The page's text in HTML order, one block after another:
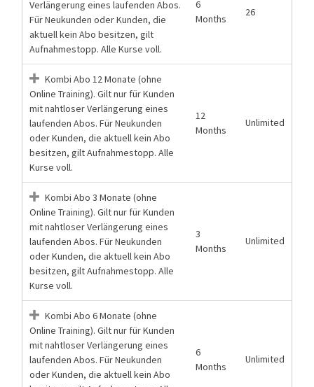
Verlängerung eines laufenden Abos.
Für Neukunden oder Kunden, die
aktuell kein Abo besitzen, gilt
Aufnahmestopp. Alle Kurse voll.
6
Months
26
Kombi Abo 12 Monate (ohne
Online Training). Gilt nur für Kunden
mit nahtloser Verlängerung eines
laufenden Abos. Für Neukunden
oder Kunden, die aktuell kein Abo
besitzen, gilt Aufnahmestopp. Alle
Kurse voll.
12
Months
Unlimited
Kombi Abo 3 Monate (ohne
Online Training). Gilt nur für Kunden
mit nahtloser Verlängerung eines
laufenden Abos. Für Neukunden
oder Kunden, die aktuell kein Abo
besitzen, gilt Aufnahmestopp. Alle
Kurse voll.
3
Months
Unlimited
Kombi Abo 6 Monate (ohne
Online Training). Gilt nur für Kunden
mit nahtloser Verlängerung eines
laufenden Abos. Für Neukunden
oder Kunden, die aktuell kein Abo
6
Months
Unlimited